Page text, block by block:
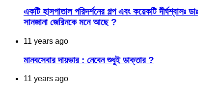
একটি হাসপাতাল পরিদর্শনের গল্প এবং কয়েকটি দীর্ঘশ্বাসঃ ডাঃ
সানজানা জেরিনকে মনে আছে ?
11 years ago
মানবসেবার দায়ভার : নেবেন শুধুই ডাক্তার ?
11 years ago